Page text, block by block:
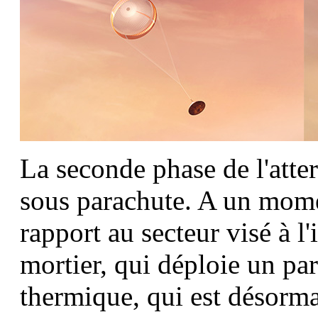
La seconde phase de
sous parachute. A un
rapport au secteur visé à
mortier, qui déploie un
thermique, qui est